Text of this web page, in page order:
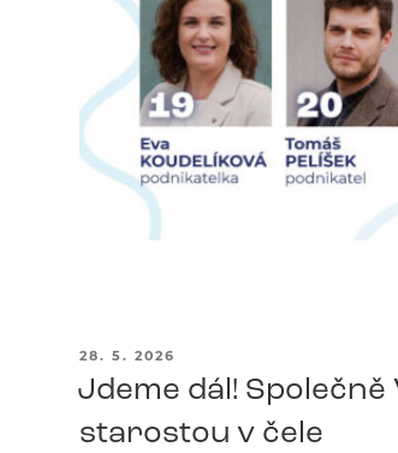
PUBLIKOVÁNO
28. 5. 2026
Jdeme dál!
starostou v čele